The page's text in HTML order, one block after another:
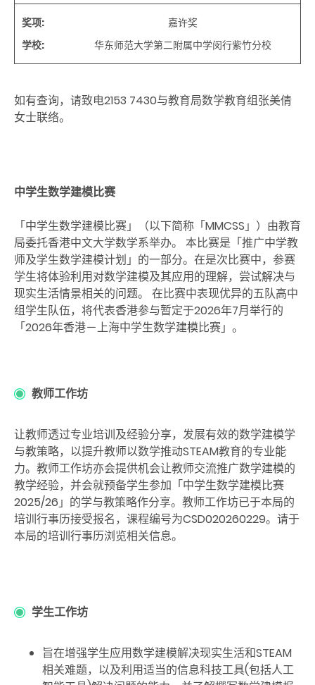
奖项:
嘉许奖
学校: 华东师范大学第二附属中学闵行紫竹分校
如有查询，请致电2153 7430与教育局数学教育组张美倩
女士联络。
中学生数学建模比赛
「中学生数学建模比赛」（以下简称「MMCSS」）由教育
局委托香港中文大学数学系举办。 本比赛是「推广中学教
师及学生数学建模计划」的一部分。在是次比赛中，参赛
学生将体验利用对数学建模及其应用的理解，尝试解决与
现实生活情景相关的问题。 在比赛中表现优异的五队高中
组学生队伍，将代表香港参与暂定于2026年7月举行的
「2026年香港－上海中学生数学建模比赛」。
教师工作坊
让教师透过专业培训及经验分享，发展有效的数学建模学
与教策略，以提升教师以数学推动STEAM教育的专业能
力。教师工作坊亦会提供机会让教师交流推广数学建模的
教学经验，并会就预备学生参加「中学生数学建模比赛
2025/26」的学与教策略作分享。教师工作坊已于本局的
培训行事历接受报名，课程编号为CSD020260229。请于
本局的培训行事历浏览相关信息。
学生工作坊
旨在增强学生应用数学建模解决现实生活和STEAM
相关难题，以及利用适当的信息科技工具(包括人工